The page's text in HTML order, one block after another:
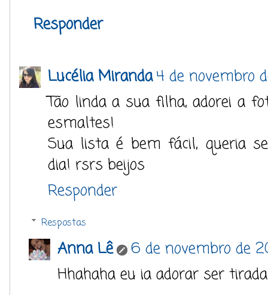
Responder
Lucélia Miranda4 de novembro
Tão linda a sua filha, adorei a
esmaltes!
Sua lista é bem fácil, queria
dia! rsrs beijos
Responder
Respostas
Anna Lê
6 de novembro de
Hhahaha eu ia adorar ser